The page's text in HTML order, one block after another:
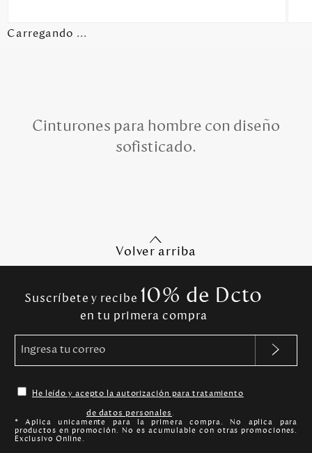
Carregando ...
Cinturones para hombre con diseño
sofisticado.
Volver arriba
Suscríbete y recibe 10% de Dcto
en tu primera compra
He leído y acepto la autorización para tratamiento
de datos personales.
* Aplica unicamente para la primera compra. No aplica para
productos en promoción. No es acumulable con otras promociones.
Exclusivo Online.